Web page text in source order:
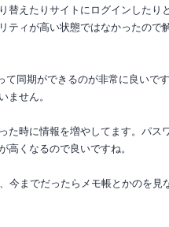
替えたりサイトにログインしたり
ティが高い状態ではなかったので
て同期ができるのが非常に良いで
ません。
た時に情報を増やしてます。パス
高くなるので良いですね。
今までだったらメモ帳とかのを見